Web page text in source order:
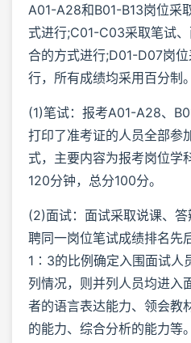
A01-A28和B01-B13岗位采
式进行;C01-C03采取笔试
合的方式进行;D01-D07岗
行，所有成绩均采用百分制。
(1)笔试：报考A01-A28、
打印了准考证的人员全部参
式，主要内容为报考岗位学
120分钟，总分100分。
(2)面试：面试采取说课、
聘同一岗位笔试成绩排名先
1∶3的比例确定入围面试人
列情况，则并列人员均进入
者的语言表达能力、领会教
的能力、综合分析的能力等